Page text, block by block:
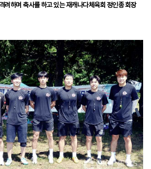
려하며 축사를 하고 있는 재캐나다체육회 정인종 회장